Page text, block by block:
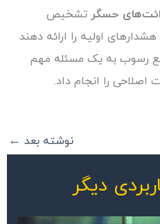
حسگر تشخیص
اولیه را ارائه دهند
رسوب به یک مسئله مهم
اصلاحی را انجام داد.
نوشته بعد ←
دیگر